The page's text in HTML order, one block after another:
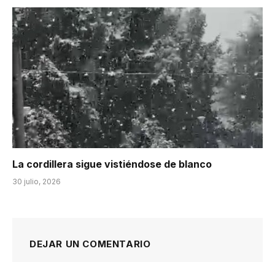
La cordillera sigue vistiéndose de blanco
30 julio, 2026
DEJAR UN COMENTARIO